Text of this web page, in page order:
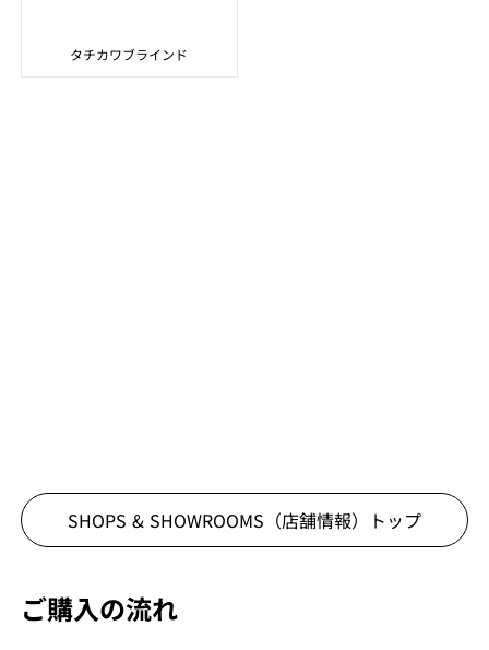
タチカワブラインド
SHOPS & SHOWROOMS（店舗情報） トップ
ご購入の流れ